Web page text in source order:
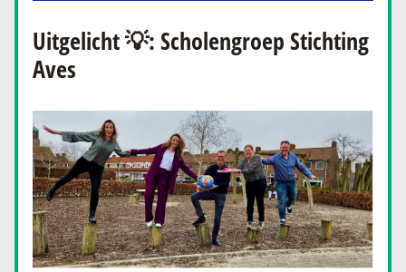
Uitgelicht 💡: Scholengroep Stichting
Aves